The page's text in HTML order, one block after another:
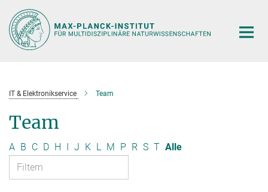
Hauptinhalt
IT & Elektronikservice Team
Team
A B C D H I J K L M P R S T Alle